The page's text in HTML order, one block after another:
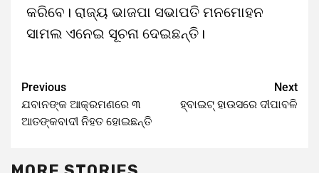
କରିବେ। ରାଜ୍ୟ ଭାଜପା ସଭାପତି ମନମୋହନ
ସାମଲ ଏନେଇ ସୂଚନା ଦେଇଛନ୍ତି।
Previous
ଯବାନଙ୍କ ଆକ୍ରମଣରେ ୩
ଆତଙ୍କବାଦୀ ନିହତ ହୋଇଛନ୍ତି
Next
ହ୍ବାଇଟ୍ ହାଉସରେ ଦୀପାବଳି